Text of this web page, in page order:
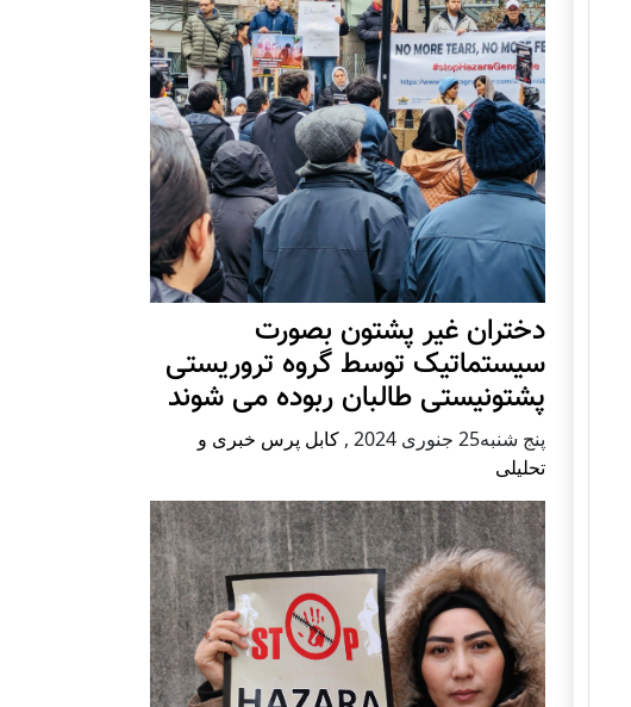
دختران غیر پشتون بصورت
سیستماتیک توسط گروه تروریستی
پشتونیستی طالبان ربوده می شوند
پنج شنبه25 جنوری 2024 , کابل پرس خبری و
تحلیلی